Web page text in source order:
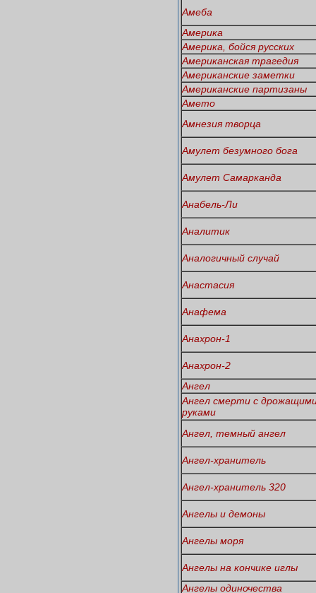
Амеба
Америка
Америка, бойся русских
Американская трагедия
Американские заметки
Американские партизаны
Амето
Амнезия творца
Амулет безумного бога
Амулет Самарканда
Анабель-Ли
Аналитик
Аналогичный случай
Анастасия
Анафема
Анахрон-1
Анахрон-2
Ангел
Ангел смерти с
руками
Ангел, темный ангел
Ангел-хранитель
Ангел-хранитель 320
Ангелы и демоны
Ангелы моря
Ангелы на кончике иглы
Ангелы одиночества